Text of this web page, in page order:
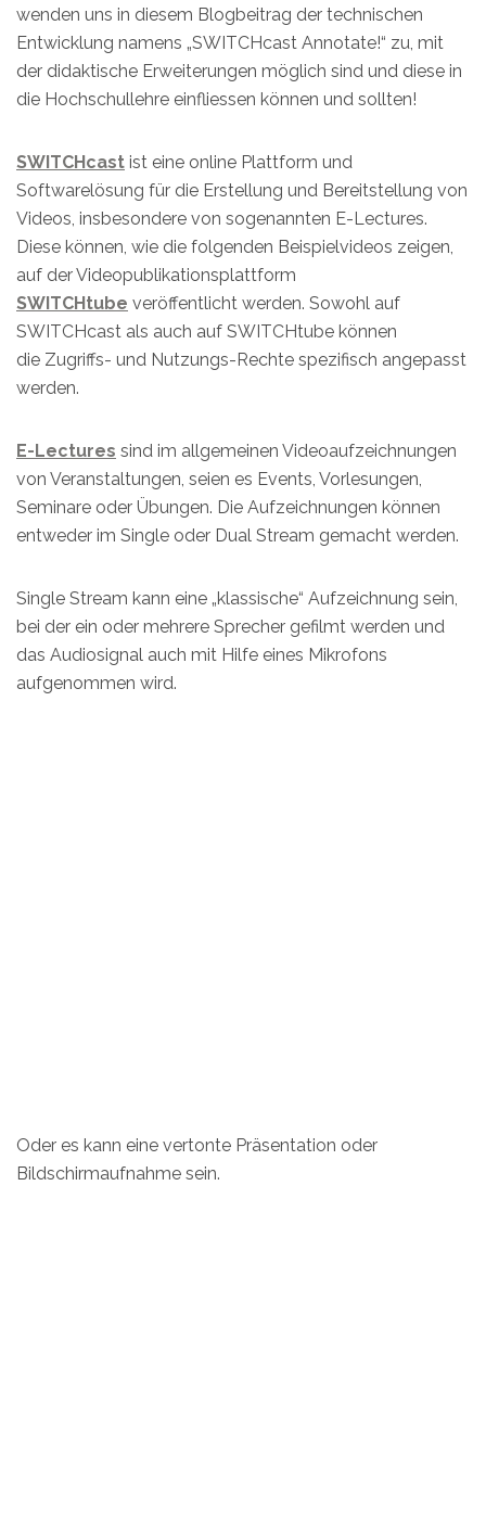
wenden uns in diesem Blogbeitrag der technischen
Entwicklung namens „SWITCHcast Annotate!“ zu, mit
der didaktische Erweiterungen möglich sind und diese in
die Hochschullehre einfliessen können und sollten!
SWITCHcast ist eine online Plattform und
Softwarelösung für die Erstellung und Bereitstellung von
Videos, insbesondere von sogenannten E-Lectures.
Diese können, wie die folgenden Beispielvideos zeigen,
auf der Videopublikationsplattform
SWITCHtube veröffentlicht werden. Sowohl auf
SWITCHcast als auch auf SWITCHtube können
die Zugriffs- und Nutzungs-Rechte spezifisch angepasst
werden.
E-Lectures sind im allgemeinen Videoaufzeichnungen
von Veranstaltungen, seien es Events, Vorlesungen,
Seminare oder Übungen. Die Aufzeichnungen können
entweder im Single oder Dual Stream gemacht werden.
Single Stream kann eine „klassische“ Aufzeichnung sein,
bei der ein oder mehrere Sprecher gefilmt werden und
das Audiosignal auch mit Hilfe eines Mikrofons
aufgenommen wird.
Oder es kann eine vertonte Präsentation oder
Bildschirmaufnahme sein.